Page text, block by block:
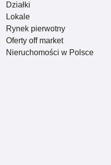
Działki
Lokale
Rynek pierwotny
Oferty off market
Nieruchomości w Polsce